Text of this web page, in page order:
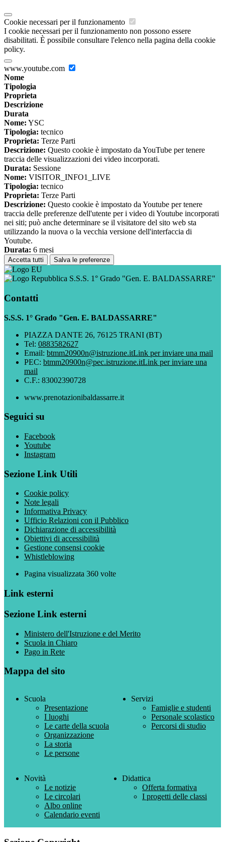
Cookie necessari per il funzionamento
I cookie necessari per il funzionamento non possono essere
disabilitati. È possibile consultare l'elenco nella pagina della cookie
policy.
www.youtube.com
Nome
Tipologia
Proprieta
Descrizione
Durata
Nome: YSC
Tipologia: tecnico
Proprieta: Terze Parti
Descrizione: Questo cookie è impostato da YouTube per tenere
traccia delle visualizzazioni dei video incorporati.
Durata: Sessione
Nome: VISITOR_INFO1_LIVE
Tipologia: tecnico
Proprieta: Terze Parti
Descrizione: Questo cookie è impostato da Youtube per tenere
traccia delle preferenze dell'utente per i video di Youtube incorporati
nei siti; può anche determinare se il visitatore del sito web sta
utilizzando la nuova o la vecchia versione dell'interfaccia di
Youtube.
Durata: 6 mesi
Accetta tutti Salva le preferenze
S.S.S. 1° Grado "Gen. E. BALDASSARRE"
Contatti
S.S.S. 1° Grado "Gen. E. BALDASSARRE"
PIAZZA DANTE 26, 76125 TRANI (BT)
Tel: 0883582627
Email: btmm20900n@istruzione.itLink per inviare una mail
PEC: btmm20900n@pec.istruzione.itLink per inviare una
mail
C.F.: 83002390728
www.prenotazionibaldassarre.it
Seguici su
Facebook
Youtube
Instagram
Sezione Link Utili
Cookie policy
Note legali
Informativa Privacy
Ufficio Relazioni con il Pubblico
Dichiarazione di accessibilità
Obiettivi di accessibilità
Gestione consensi cookie
Whistleblowing
Pagina visualizzata 360 volte
Link esterni
Sezione Link esterni
Ministero dell'Istruzione e del Merito
Scuola in Chiaro
Pago in Rete
Mappa del sito
Scuola
Presentazione
I luoghi
Le carte della scuola
Organizzazione
La storia
Le persone
Servizi
Famiglie e studenti
Personale scolastico
Percorsi di studio
Novità
Le notizie
Le circolari
Albo online
Calendario eventi
Didattica
Offerta formativa
I progetti delle classi